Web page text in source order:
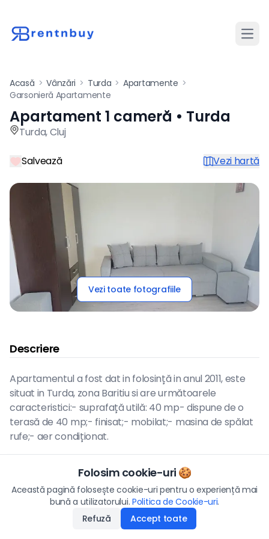
Acasă > Vânzări > Turda > Apartamente >
Garsonieră Apartamente
Apartament de vânzare cu
Apartament 1 cameră • Turda
Turda,Cluj
Salvează Vezi hartă
Vezi toate fotografiile
Descriere
Apartamentul a fost dat in folosință in anul 2011, este
situat in Turda, zona Baritiu si are următoarele
caracteristici:- suprafață utilă: 40 mp- dispune de o
terasă de 40 mp;- finisat;- mobilat;- masina de spălat
rufe;- aer condiționat.
Vezi pe hartă
Preț
67.500€
22.06.2026
Aplică
Folosim cookie-uri 🍪
Această pagină folosește cookie-uri pentru o experiență mai
bună a utilizatorului. Politica de Cookie-uri.
Refuză
Accept toate